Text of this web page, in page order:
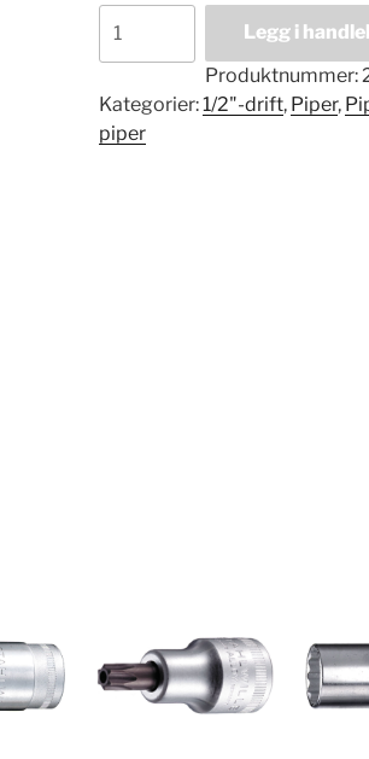
piper
54KK
antall
Legg i
Produktnummer:
Kategorier:1/2"-drift, Piper,
piper